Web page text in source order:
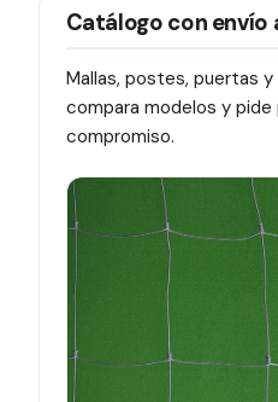
Catálogo con envío
Mallas, postes, puertas
compara modelos y
compromiso.